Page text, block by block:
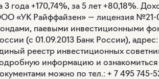
3 года +170,74%, за 5 лет +80,18%.
«УК Райффайзен» — лицензия №21-
паевыми инвестиционными
(с 01.09.2013 Банк России),
реестр инвестиционных
информацию и
можно по тел.: + 7 495 745-